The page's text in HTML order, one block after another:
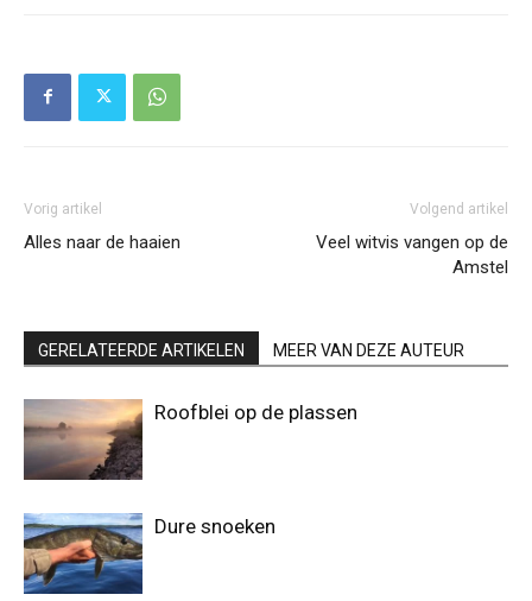
Vorig artikel
Alles naar de haaien
Volgend artikel
Veel witvis vangen op de
Amstel
GERELATEERDE ARTIKELEN MEER VAN DEZE AUTEUR
Roofblei op de plassen
Dure snoeken